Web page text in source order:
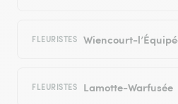
FLEURISTES Wiencourt-
FLEURISTES Lamotte-Warfusée